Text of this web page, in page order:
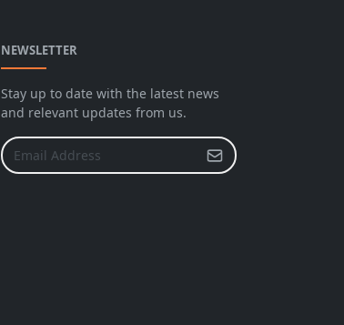
NEWSLETTER
Stay up to date with the latest news
and relevant updates from us.